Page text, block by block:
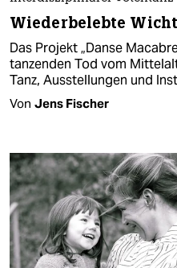
Wiederbelebte
Das Projekt „Danse
tanzenden Tod vom
Tanz, Ausstellungen und
Von Jens Fischer